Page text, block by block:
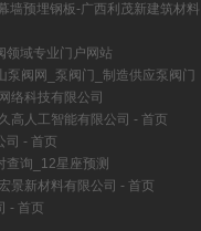
墙预埋钢板-广西利茂新建筑材料
领域专业门户网站
泵阀网_泵阀门_制造供应泵阀门
络科技有限公司
高人工智能有限公司 - 首页
司 - 首页
查询_12星座预测
景新材料有限公司 - 首页
- 首页